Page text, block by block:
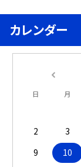
カレンダー
日 月
2
3
9
10